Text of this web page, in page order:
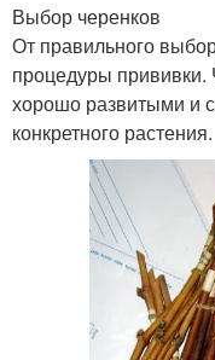
Выбор черенков
От правильного
процедуры
хорошо развитыми и
конкретного растения.